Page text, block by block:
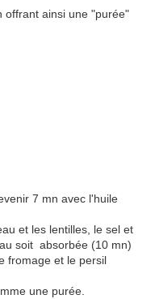
offrant ainsi une "purée"
7 mn avec l'huile
et les lentilles, le sel et
soit absorbée (10 mn)
fromage et le persil
une purée.